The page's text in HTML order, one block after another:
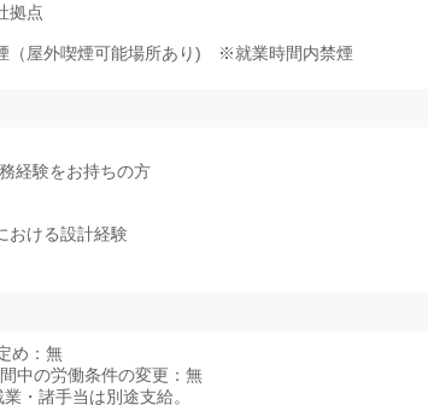
拠点
（屋外喫煙可能場所あり) ※就業時間内禁煙
経験をお持ちの方
おける設計経験
め：無
中の労働条件の変更：無
諸手当は別途支給。